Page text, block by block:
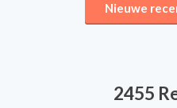
Nieuwe
2455